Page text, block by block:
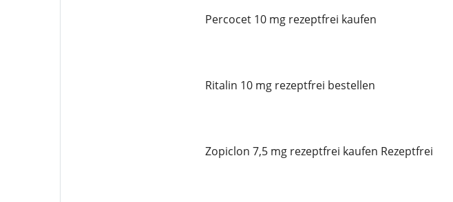
Percocet 10 mg rezeptfrei kaufen
Ritalin 10 mg rezeptfrei bestellen
Zopiclon 7,5 mg rezeptfrei kaufen Rezeptfrei